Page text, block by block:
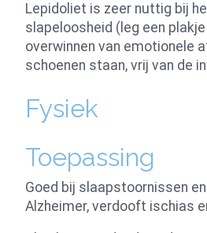
Lepidoliet is zeer nuttig bij
slapeloosheid (leg een
overwinnen van emotionele
schoenen staan, vrij van de
Fysiek
Toepassing
Goed bij slaapstoornissen
Alzheimer, verdooft ischias